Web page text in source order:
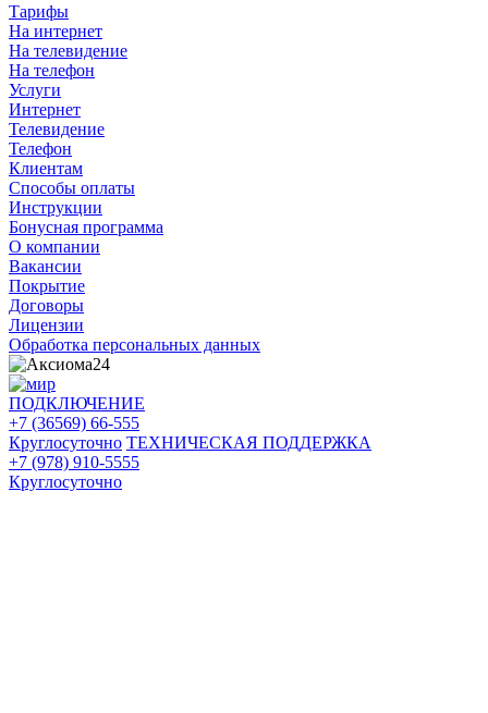
Тарифы
На интернет
На телевидение
На телефон
Услуги
Интернет
Телевидение
Телефон
Клиентам
Способы оплаты
Инструкции
Бонусная программа
О компании
Вакансии
Покрытие
Договоры
Лицензии
Обработка персональных данных
ПОДКЛЮЧЕНИЕ
+7 (36569) 66-555
Круглосуточно ТЕХНИЧЕСКАЯ ПОДДЕРЖКА
+7 (978) 910-5555
Круглосуточно